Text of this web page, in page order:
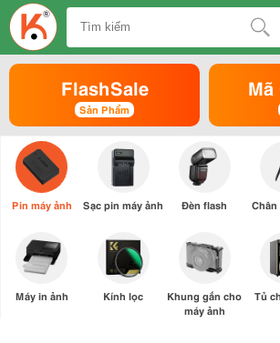
FlashSale
Sản Phẩm
Pin máy ảnh Sạc pin máy ảnh Đèn flash Chân
Máy in ảnh Kính lọc
Khung gắn cho
máy ảnh
Tủ